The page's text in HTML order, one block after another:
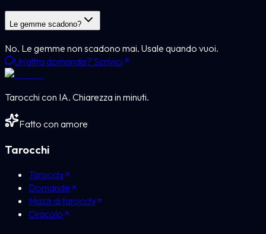
Le gemme scadono?
No. Le gemme non scadono mai. Usale quando vuoi.
Un'altra domanda? Scrivici
Tarocchi con IA. Chiarezza in minuti.
Fatto con amore
Tarocchi
Tarocchi
Domande
Mazzi di tarocchi
Oracolo